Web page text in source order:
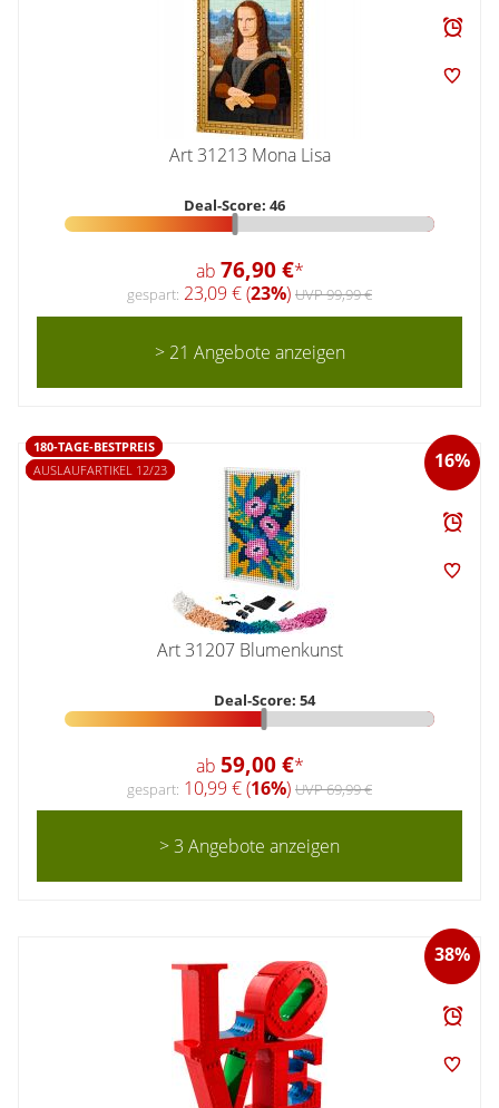
Art 31213 Mona Lisa
Deal-Score: 46
ab 76,90 €*
gespart: 23,09 € (23%) UVP 99,99 €
> 21 Angebote anzeigen
16%
180-TAGE-BESTPREIS
AUSLAUFARTIKEL 12/23
Art 31207 Blumenkunst
Deal-Score: 54
ab 59,00 €*
gespart: 10,99 € (16%) UVP 69,99 €
> 3 Angebote anzeigen
38%